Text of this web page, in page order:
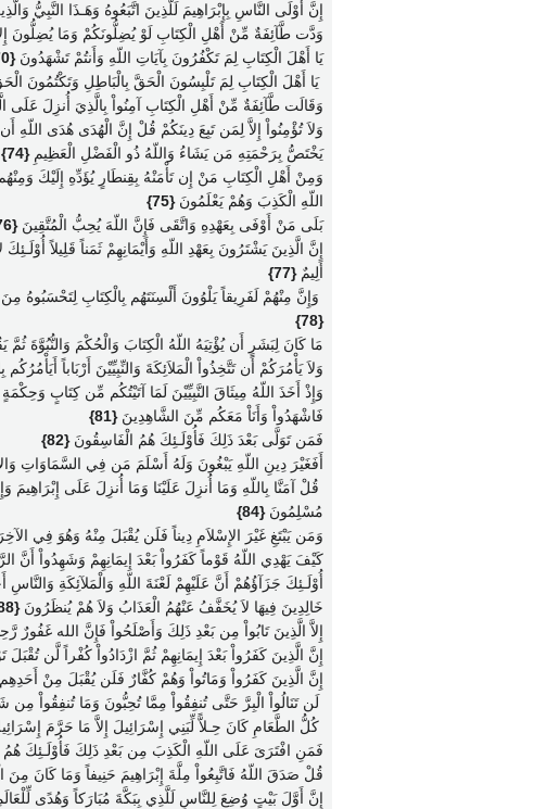
إِنَّ أَوْلَى النَّاسِ بِإِبْرَاهِيمَ لَلَّذِينَ اتَّبَعُوهُ وَهَـذَا النَّبِيُّ
وَدَّت طَّآئِفَةٌ مِّنْ أَهْلِ الْكِتَابِ لَوْ يُضِلُّونَكُمْ وَمَا يُضِلُّونَ
يَا أَهْلَ الْكِتَابِ لِمَ تَكْفُرُونَ بِآيَاتِ اللّهِ وَأَنتُمْ تَشْهَدُونَ{70}
يَا أَهْلَ الْكِتَابِ لِمَ تَلْبِسُونَ الْحَقَّ بِالْبَاطِلِ وَتَكْتُمُونَ
وَقَالَت طَّآئِفَةٌ مِّنْ أَهْلِ الْكِتَابِ آمِنُواْ بِالَّذِيَ أُنزِلَ عَلَى
وَلاَ تُؤْمِنُواْ إِلاَّ لِمَن تَبِعَ دِينَكُمْ قُلْ إِنَّ الْهُدَى هُدَى
يَخْتَصُّ بِرَحْمَتِهِ مَن يَشَاءُ وَاللّهُ ذُو الْفَضْلِ الْعَظِيمِ{74}
وَمِنْ أَهْلِ الْكِتَابِ مَنْ إِن تَأْمَنْهُ بِقِنطَارٍ يُؤَدِّهِ إِلَيْكَ
اللّهِ الْكَذِبَ وَهُمْ يَعْلَمُونَ{75}
بَلَى مَنْ أَوْفَى بِعَهْدِهِ وَاتَّقَى فَإِنَّ اللّهَ يُحِبُّ الْمُتَّقِينَ{76}
إِنَّ الَّذِينَ يَشْتَرُونَ بِعَهْدِ اللّهِ وَأَيْمَانِهِمْ ثَمَناً قَلِيلاً
أَلِيمٌ{77}
وَإِنَّ مِنْهُمْ لَفَرِيقاً يَلْوُونَ أَلْسِنَتَهُم بِالْكِتَابِ
{78}
مَا كَانَ لِبَشَرٍ أَن يُؤْتِيَهُ اللّهُ الْكِتَابَ وَالْحُكْمَ وَالنُّبُوَّةَ
وَلاَ يَأْمُرَكُمْ أَن تَتَّخِذُواْ الْمَلاَئِكَةَ وَالنِّبِيِّيْنَ أَرْبَاباً
وَإِذْ أَخَذَ اللّهُ مِيثَاقَ النَّبِيِّيْنَ لَمَا آتَيْتُكُم مِّن كِتَابٍ
فَاشْهَدُواْ وَأَنَاْ مَعَكُم مِّنَ الشَّاهِدِينَ{81}
فَمَن تَوَلَّى بَعْدَ ذَلِكَ فَأُوْلَـئِكَ هُمُ الْفَاسِقُونَ{82}
أَفَغَيْرَ دِينِ اللّهِ يَبْغُونَ وَلَهُ أَسْلَمَ مَن فِي السَّمَاوَاتِ
قُلْ آمَنَّا بِاللّهِ وَمَا أُنزِلَ عَلَيْنَا وَمَا أُنزِلَ عَلَى
مُسْلِمُونَ{84}
وَمَن يَبْتَغِ غَيْرَ الإِسْلاَمِ دِيناً فَلَن يُقْبَلَ مِنْهُ وَهُوَ فِي
كَيْفَ يَهْدِي اللّهُ قَوْماً كَفَرُواْ بَعْدَ إِيمَانِهِمْ وَشَهِدُواْ أَنَّ
أُوْلَـئِكَ جَزَآؤُهُمْ أَنَّ عَلَيْهِمْ لَعْنَةَ اللّهِ وَالْمَلآئِكَةِ
خَالِدِينَ فِيهَا لاَ يُخَفَّفُ عَنْهُمُ الْعَذَابُ وَلاَ هُمْ يُنظَرُونَ{88}
إِلاَّ الَّذِينَ تَابُواْ مِن بَعْدِ ذَلِكَ وَأَصْلَحُواْ فَإِنَّ الله غَفُورٌ
إِنَّ الَّذِينَ كَفَرُواْ بَعْدَ إِيمَانِهِمْ ثُمَّ ازْدَادُواْ كُفْراً لَّن تُقْبَلَ
إِنَّ الَّذِينَ كَفَرُواْ وَمَاتُواْ وَهُمْ كُفَّارٌ فَلَن يُقْبَلَ مِنْ
لَن تَنَالُواْ الْبِرَّ حَتَّى تُنفِقُواْ مِمَّا تُحِبُّونَ وَمَا تُنفِقُواْ
كُلُّ الطَّعَامِ كَانَ حِـلاًّ لِّبَنِي إِسْرَائِيلَ إِلاَّ مَا حَرَّمَ
فَمَنِ افْتَرَىَ عَلَى اللّهِ الْكَذِبَ مِن بَعْدِ ذَلِكَ فَأُوْلَـئِكَ
قُلْ صَدَقَ اللّهُ فَاتَّبِعُواْ مِلَّةَ إِبْرَاهِيمَ حَنِيفاً وَمَا كَانَ
إِنَّ أَوَّلَ بَيْتٍ وُضِعَ لِلنَّاسِ لَلَّذِي بِبَكَّةَ مُبَارَكاً وَهُدًى